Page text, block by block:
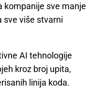
kompanije sve manje
sve više stvarni
AI tehnologije
kroz broj upita,
linija koda.